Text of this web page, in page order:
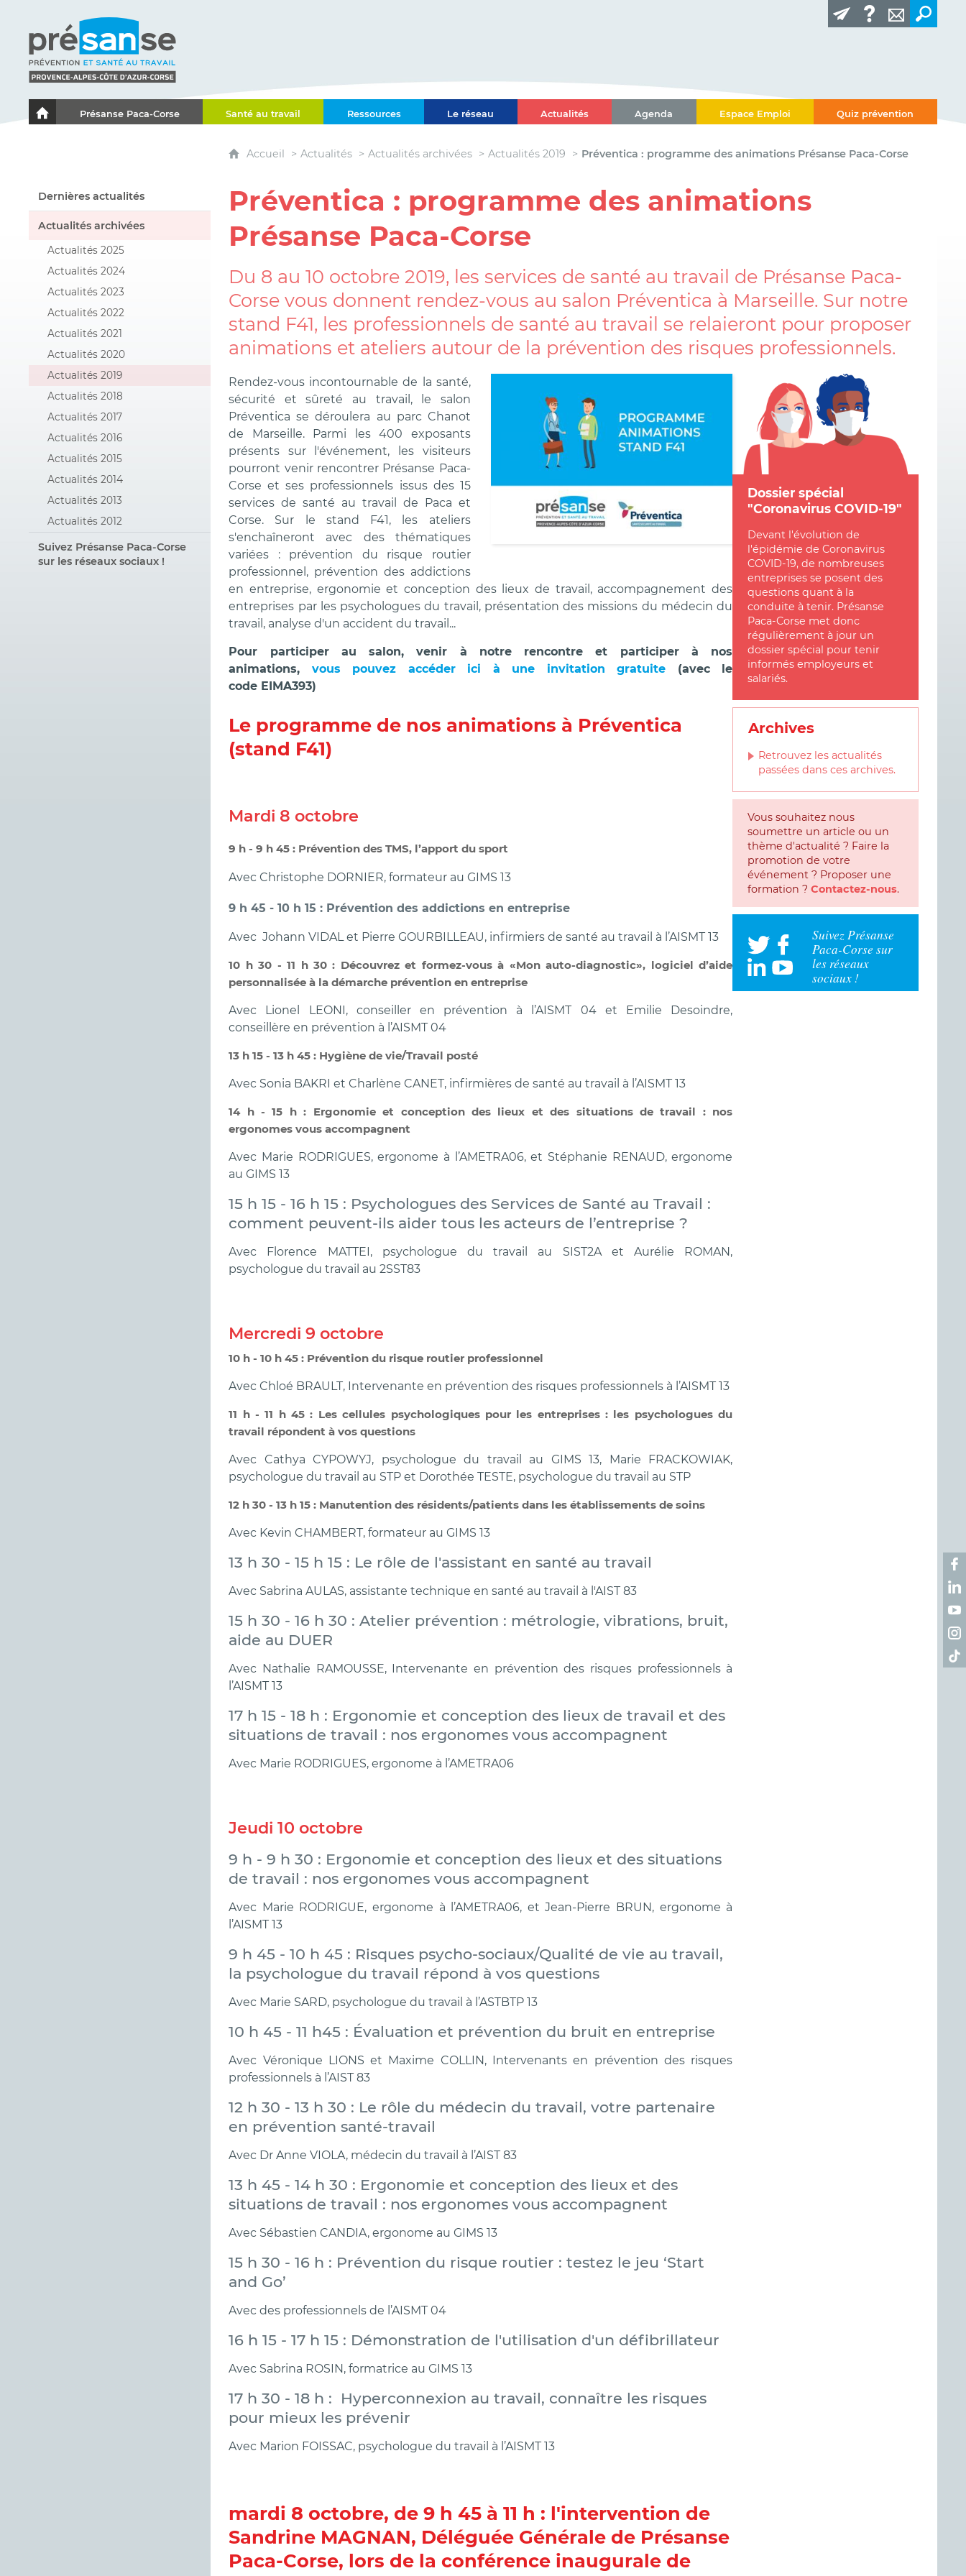
Le portail de l'Association des Services de Santé au Travail Paca-Corse
Présanse Paca-Corse Santé au travail Ressources Le réseau Actualités Agenda Espace Emploi Quiz prévention
Dernières actualités
Actualités archivées
Actualités 2025
Actualités 2024
Actualités 2023
Actualités 2022
Actualités 2021
Actualités 2020
Actualités 2019
Actualités 2018
Actualités 2017
Actualités 2016
Actualités 2015
Actualités 2014
Actualités 2013
Actualités 2012
Suivez Présanse Paca-Corse
sur les réseaux sociaux !
Accueil Actualités Actualités archivées Actualités 2019 Préventica : programme des animations Présanse Paca-Corse
Préventica : programme des animations
Présanse Paca-Corse
Du 8 au 10 octobre 2019, les services de santé au travail de Présanse Paca-
Corse vous donnent rendez-vous au salon Préventica à Marseille. Sur notre
stand F41, les professionnels de santé au travail se relaieront pour proposer
animations et ateliers autour de la prévention des risques professionnels.
Rendez-vous incontournable de la santé,
sécurité et sûreté au travail, le salon
Préventica se déroulera au parc Chanot
de Marseille. Parmi les 400 exposants
présents sur l'événement, les visiteurs
pourront venir rencontrer Présanse Paca-
Corse et ses professionnels issus des 15
services de santé au travail de Paca et
Corse. Sur le stand F41, les ateliers
s'enchaîneront avec des thématiques
variées : prévention du risque routier
professionnel, prévention des addictions
en entreprise, ergonomie et conception des lieux de travail, accompagnement des
entreprises par les psychologues du travail, présentation des missions du médecin du
travail, analyse d'un accident du travail...
Pour participer au salon, venir à notre rencontre et participer à nos
animations, vous pouvez accéder ici à une invitation gratuite (avec le
code EIMA393)
Le programme de nos animations à Préventica
(stand F41)
Mardi 8 octobre
9 h - 9 h 45 : Prévention des TMS, l’apport du sport
Avec Christophe DORNIER, formateur au GIMS 13
9 h 45 - 10 h 15 : Prévention des addictions en entreprise
Avec Johann VIDAL et Pierre GOURBILLEAU, infirmiers de santé au travail à l’AISMT 13
10 h 30 - 11 h 30 : Découvrez et formez-vous à «Mon auto-diagnostic», logiciel d’aide
personnalisée à la démarche prévention en entreprise
Avec Lionel LEONI, conseiller en prévention à l’AISMT 04 et Emilie Desoindre,
conseillère en prévention à l’AISMT 04
13 h 15 - 13 h 45 : Hygiène de vie/Travail posté
Avec Sonia BAKRI et Charlène CANET, infirmières de santé au travail à l’AISMT 13
14 h - 15 h : Ergonomie et conception des lieux et des situations de travail : nos
ergonomes vous accompagnent
Avec Marie RODRIGUES, ergonome à l’AMETRA06, et Stéphanie RENAUD, ergonome
au GIMS 13
15 h 15 - 16 h 15 : Psychologues des Services de Santé au Travail :
comment peuvent-ils aider tous les acteurs de l’entreprise ?
Avec Florence MATTEI, psychologue du travail au SIST2A et Aurélie ROMAN,
psychologue du travail au 2SST83
Mercredi 9 octobre
10 h - 10 h 45 : Prévention du risque routier professionnel
Avec Chloé BRAULT, Intervenante en prévention des risques professionnels à l’AISMT 13
11 h - 11 h 45 : Les cellules psychologiques pour les entreprises : les psychologues du
travail répondent à vos questions
Avec Cathya CYPOWYJ, psychologue du travail au GIMS 13, Marie FRACKOWIAK,
psychologue du travail au STP et Dorothée TESTE, psychologue du travail au STP
12 h 30 - 13 h 15 : Manutention des résidents/patients dans les établissements de soins
Avec Kevin CHAMBERT, formateur au GIMS 13
13 h 30 - 15 h 15 : Le rôle de l'assistant en santé au travail
Avec Sabrina AULAS, assistante technique en santé au travail à l'AIST 83
15 h 30 - 16 h 30 : Atelier prévention : métrologie, vibrations, bruit,
aide au DUER
Avec Nathalie RAMOUSSE, Intervenante en prévention des risques professionnels à
l’AISMT 13
17 h 15 - 18 h : Ergonomie et conception des lieux de travail et des
situations de travail : nos ergonomes vous accompagnent
Avec Marie RODRIGUES, ergonome à l’AMETRA06
Jeudi 10 octobre
9 h - 9 h 30 : Ergonomie et conception des lieux et des situations
de travail : nos ergonomes vous accompagnent
Avec Marie RODRIGUE, ergonome à l’AMETRA06, et Jean-Pierre BRUN, ergonome à
l’AISMT 13
9 h 45 - 10 h 45 : Risques psycho-sociaux/Qualité de vie au travail,
la psychologue du travail répond à vos questions
Avec Marie SARD, psychologue du travail à l’ASTBTP 13
10 h 45 - 11 h45 : Évaluation et prévention du bruit en entreprise
Avec Véronique LIONS et Maxime COLLIN, Intervenants en prévention des risques
professionnels à l’AIST 83
12 h 30 - 13 h 30 : Le rôle du médecin du travail, votre partenaire
en prévention santé-travail
Avec Dr Anne VIOLA, médecin du travail à l’AIST 83
13 h 45 - 14 h 30 : Ergonomie et conception des lieux et des
situations de travail : nos ergonomes vous accompagnent
Avec Sébastien CANDIA, ergonome au GIMS 13
15 h 30 - 16 h : Prévention du risque routier : testez le jeu ‘Start
and Go’
Avec des professionnels de l’AISMT 04
16 h 15 - 17 h 15 : Démonstration de l'utilisation d'un défibrillateur
Avec Sabrina ROSIN, formatrice au GIMS 13
17 h 30 - 18 h : Hyperconnexion au travail, connaître les risques
pour mieux les prévenir
Avec Marion FOISSAC, psychologue du travail à l’AISMT 13
mardi 8 octobre, de 9 h 45 à 11 h : l'intervention de
Sandrine MAGNAN, Déléguée Générale de Présanse
Paca-Corse, lors de la conférence inaugurale de
Dossier spécial
"Coronavirus COVID-19"
Devant l'évolution de
l'épidémie de Coronavirus
COVID-19, de nombreuses
entreprises se posent des
questions quant à la
conduite à tenir. Présanse
Paca-Corse met donc
régulièrement à jour un
dossier spécial pour tenir
informés employeurs et
salariés.
Archives
Retrouvez les actualités
passées dans ces archives.
Vous souhaitez nous
soumettre un article ou un
thème d'actualité ? Faire la
promotion de votre
événement ? Proposer une
formation ? Contactez-nous.
Suivez Présanse
Paca-Corse sur
les réseaux
sociaux !